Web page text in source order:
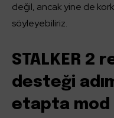
değil, ancak yine de
söyleyebiliriz.
STALKER 2
desteği
etapta mod